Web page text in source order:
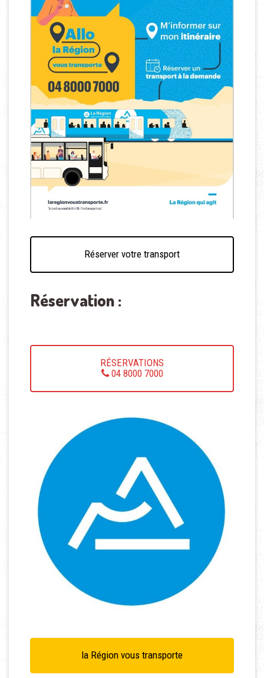
Réserver votre transport
Réservation :
RÉSERVATIONS
04 8000 7000
la Région vous transporte